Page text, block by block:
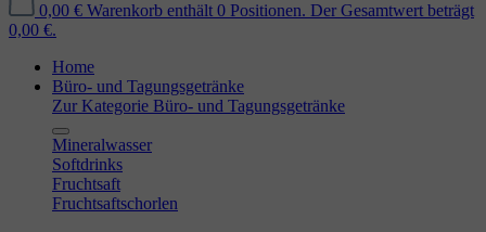
0,00 € Warenkorb enthält 0 Positionen. Der Gesamtwert beträgt
0,00 €.
Home
Büro- und Tagungsgetränke
Zur Kategorie Büro- und Tagungsgetränke
Mineralwasser
Softdrinks
Fruchtsaft
Fruchtsaftschorlen